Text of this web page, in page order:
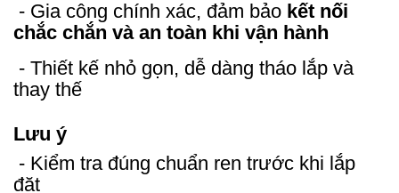
- Gia công chính xác, đảm bảo kết nối
chắc chắn và an toàn khi vận hành
- Thiết kế nhỏ gọn, dễ dàng tháo lắp và
thay thế
Lưu ý
- Kiểm tra đúng chuẩn ren trước khi lắp
đặt